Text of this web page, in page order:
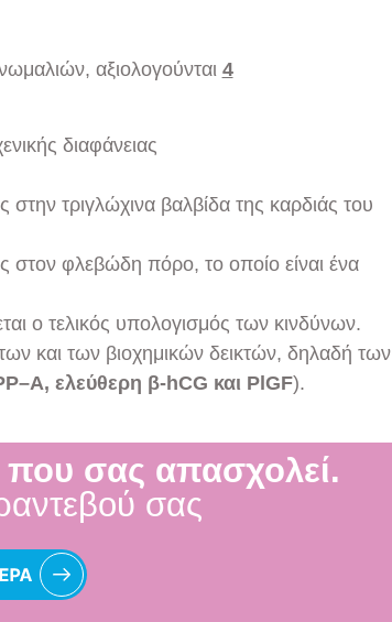
αξιολογούνται 4
διαφάνειας
στην τριγλώχινα βαλβίδα της καρδιάς του
στον φλεβώδη πόρο, το οποίο είναι ένα
ο τελικός υπολογισμός των κινδύνων.
και των βιοχημικών δεικτών, δηλαδή των
–A, ελεύθερη β-hCG και PlGF).
σας απασχολεί.
σας